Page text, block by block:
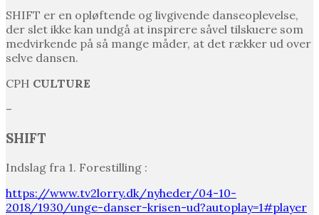
SHIFT er en opløftende og livgivende danseoplevelse,
der slet ikke kan undgå at inspirere såvel tilskuere som
medvirkende på så mange måder, at det rækker ud over
selve dansen.
CPH CULTURE
–
SHIFT
Indslag fra 1. Forestilling :
https://www.tv2lorry.dk/nyheder/04-10-
2018/1930/unge-danser-krisen-ud?autoplay=1#player